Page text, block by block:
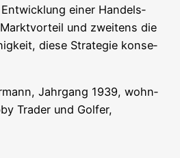
einer Han­dels­
und zwei­tens die
die­se Stra­te­gie kon­se­
Jahr­gang 1939, wohn­
Trader und Gol­fer,